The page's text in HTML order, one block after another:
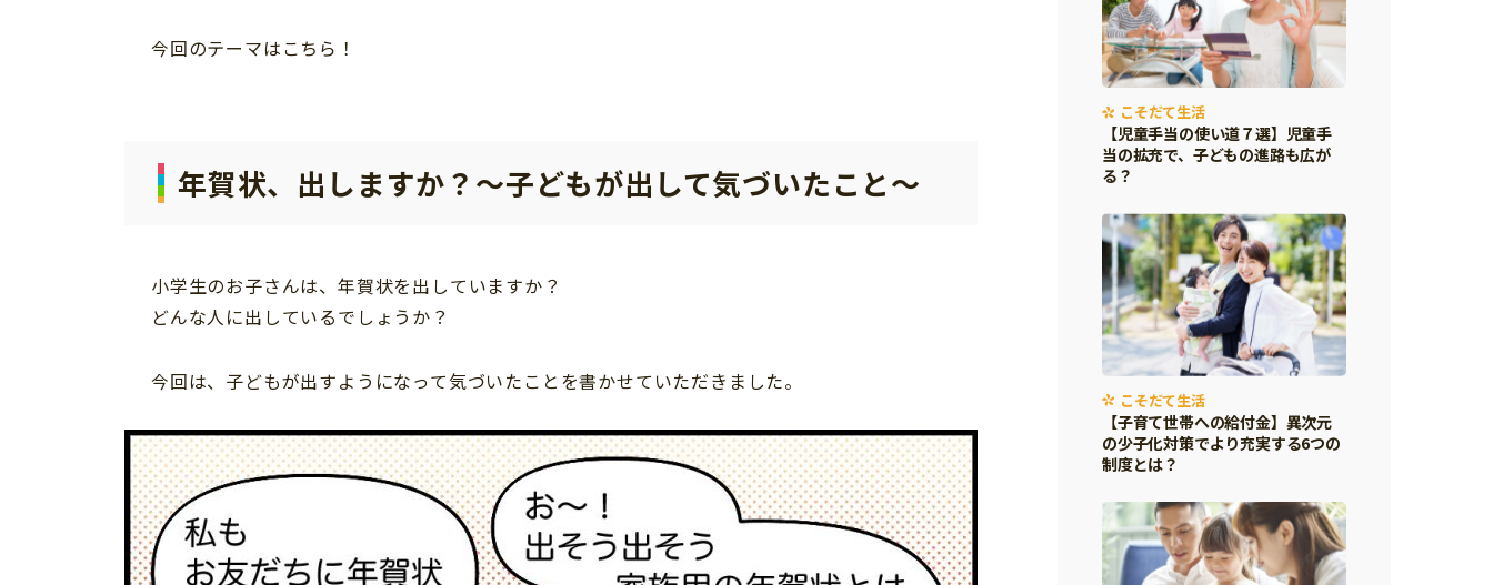
今回のテーマはこちら！
年賀状、出しますか？～子どもが出して気づいたこと～
小学生のお子さんは、年賀状を出していますか？
どんな人に出しているでしょうか？
今回は、子どもが出すようになって気づいたことを書かせていただきました。
こそだて生活
【児童手当の使い道７選】児童手
当の拡充で、子どもの進路も広が
る？
こそだて生活
【子育て世帯への給付金】異次元
の少子化対策でより充実する6つの
制度とは？